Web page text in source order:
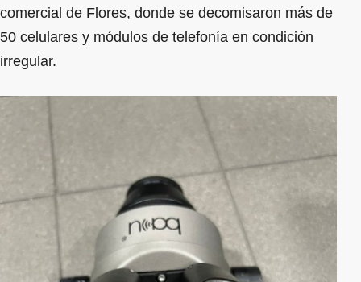
comercial de Flores, donde se decomisaron más de
50 celulares y módulos de telefonía en condición
irregular.